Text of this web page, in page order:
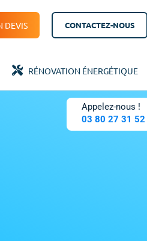
DEVIS CONTACTEZ-NOUS
RÉNOVATION ÉNERGÉTIQUE
Appelez-nous !
03 80 27 31 52